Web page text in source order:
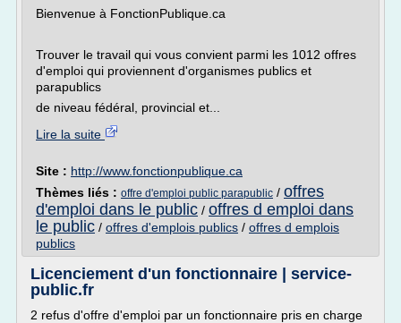
Bienvenue à FonctionPublique.ca
Trouver le travail qui vous convient parmi les 1012 offres
d'emploi qui proviennent d'organismes publics et
parapublics
de niveau fédéral, provincial et...
Lire la suite
Site : http://www.fonctionpublique.ca
Thèmes liés : offre d'emploi public parapublic / offres
d'emploi dans le public / offres d emploi dans
le public / offres d'emplois publics / offres d emplois
publics
Licenciement d'un fonctionnaire | service-
public.fr
2 refus d'offre d'emploi par un fonctionnaire pris en charge